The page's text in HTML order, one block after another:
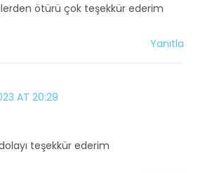
ötürü çok teşekkür ederim
Yanıtla
AT 20:29
teşekkür ederim